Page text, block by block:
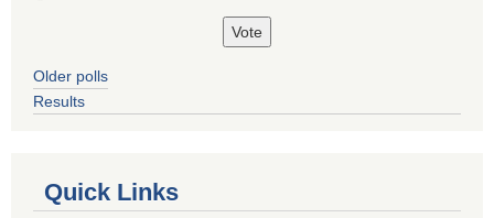
Older polls
Results
Quick Links